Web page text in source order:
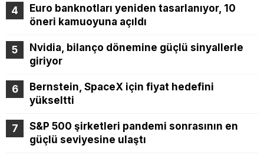
Euro banknotları yeniden tasarlanıyor, 10
öneri kamuoyuna açıldı
Nvidia, bilanço dönemine güçlü sinyallerle
giriyor
Bernstein, SpaceX için fiyat hedefini
yükseltti
S&P 500 şirketleri pandemi sonrasının en
güçlü seviyesine ulaştı